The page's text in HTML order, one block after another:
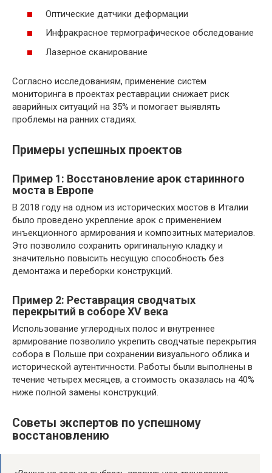
Оптические датчики деформации
Инфракрасное термографическое обследование
Лазерное сканирование
Согласно исследованиям, применение систем
мониторинга в проектах реставрации снижает риск
аварийных ситуаций на 35% и помогает выявлять
проблемы на ранних стадиях.
Примеры успешных проектов
Пример 1: Восстановление арок старинного
моста в Европе
В 2018 году на одном из исторических мостов в Италии
было проведено укрепление арок с применением
инъекционного армирования и композитных материалов.
Это позволило сохранить оригинальную кладку и
значительно повысить несущую способность без
демонтажа и переборки конструкций.
Пример 2: Реставрация сводчатых
перекрытий в соборе XV века
Использование углеродных полос и внутреннее
армирование позволило укрепить сводчатые перекрытия
собора в Польше при сохранении визуального облика и
исторической аутентичности. Работы были выполнены в
течение четырех месяцев, а стоимость оказалась на 40%
ниже полной замены конструкций.
Советы экспертов по успешному
восстановлению